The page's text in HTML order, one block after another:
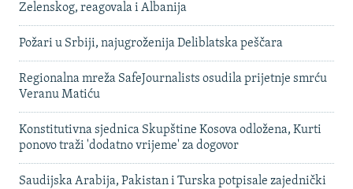
Zelenskog, reagovala i Albanija
Požari u Srbiji, najugroženija Deliblatska peščara
Regionalna mreža SafeJournalists osudila prijetnje smrću
Veranu Matiću
Konstitutivna sjednica Skupštine Kosova odložena, Kurti
ponovo traži 'dodatno vrijeme' za dogovor
Saudijska Arabija, Pakistan i Turska potpisale zajednički